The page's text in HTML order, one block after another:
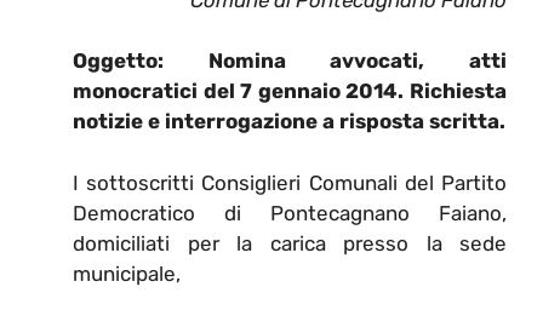
Oggetto: Nomina avvocati, atti
monocratici del 7 gennaio 2014. Richiesta
notizie e interrogazione a risposta scritta.
I sottoscritti Consiglieri Comunali del Partito
Democratico di Pontecagnano Faiano,
domiciliati per la carica presso la sede
municipale,